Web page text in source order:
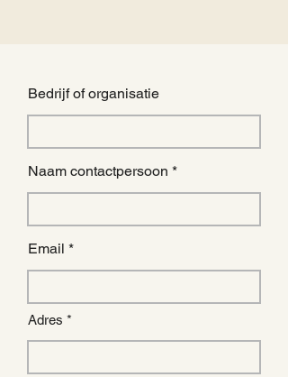
Bedrijf of organisatie
Naam contactpersoon
Email
Adres